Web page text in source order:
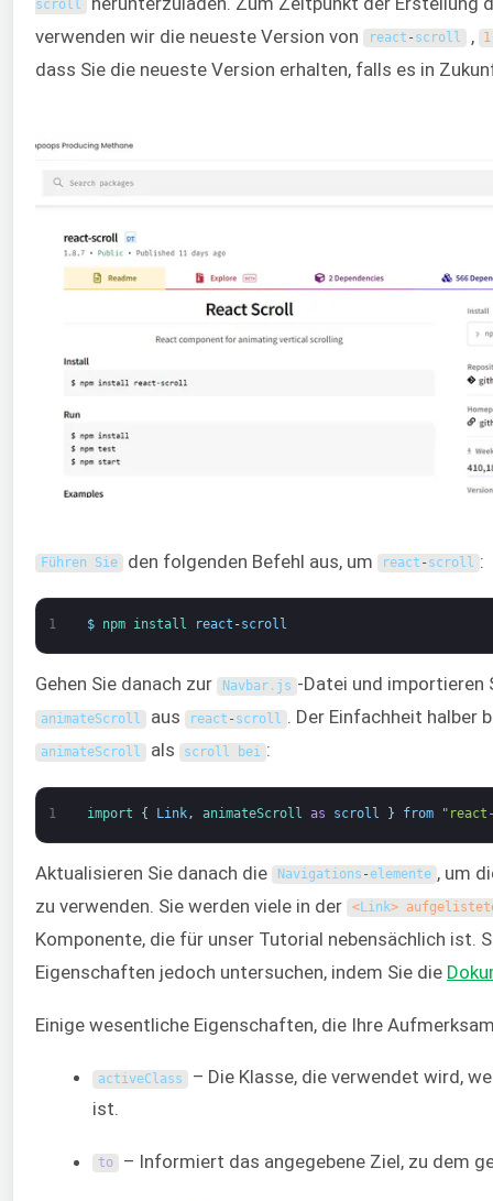
scroll
verwenden wir die neueste Version von
react - scroll ,
dass Sie die neueste Version erhalten, falls es in
Führen Sie den folgenden Befehl aus, um react - scroll :
1 $ npm install react -scroll
Gehen Sie danach zur Navbar. js -Datei und importieren
animateScroll aus react - scroll . Der Einfachheit halber
animateScroll als scroll bei :
1 import { Link, animateScroll as scroll } from
Aktualisieren Sie danach die Navigations -elemente , um
zu verwenden. Sie werden viele in der
<Link>
Komponente, die für unser Tutorial nebensächlich ist.
Eigenschaften jedoch untersuchen, indem Sie die
Einige wesentliche Eigenschaften, die Ihre
activeClass – Die Klasse, die verwendet wird,
ist.
to – Informiert das angegebene Ziel, zu dem